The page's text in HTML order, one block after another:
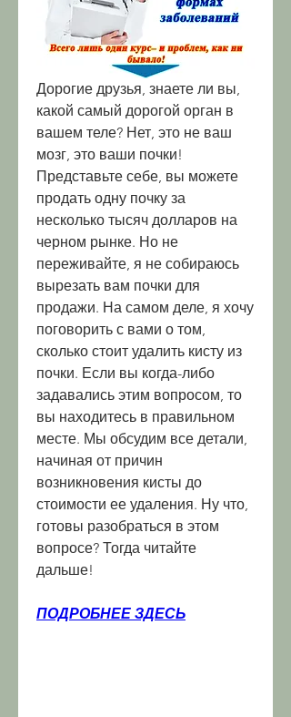
Дорогие друзья, знаете ли вы,
какой самый дорогой орган в
вашем теле? Нет, это не ваш
мозг, это ваши почки!
Представьте себе, вы можете
продать одну почку за
несколько тысяч долларов на
черном рынке. Но не
переживайте, я не собираюсь
вырезать вам почки для
продажи. На самом деле, я хочу
поговорить с вами о том,
сколько стоит удалить кисту из
почки. Если вы когда-либо
задавались этим вопросом, то
вы находитесь в правильном
месте. Мы обсудим все детали,
начиная от причин
возникновения кисты до
стоимости ее удаления. Ну что,
готовы разобраться в этом
вопросе? Тогда читайте
дальше!
ПОДРОБНЕЕ ЗДЕСЬ